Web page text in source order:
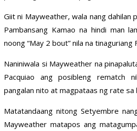
Giit ni Mayweather, wala nang dahilan
Pambansang Kamao na hindi man
noong “May 2 bout” nila na
Naniniwala si Mayweather na
Pacquiao ang posibleng rematch
pangalan nito at magpataas ng rate sa
Matatandaang nitong Setyembre
Mayweather matapos ang